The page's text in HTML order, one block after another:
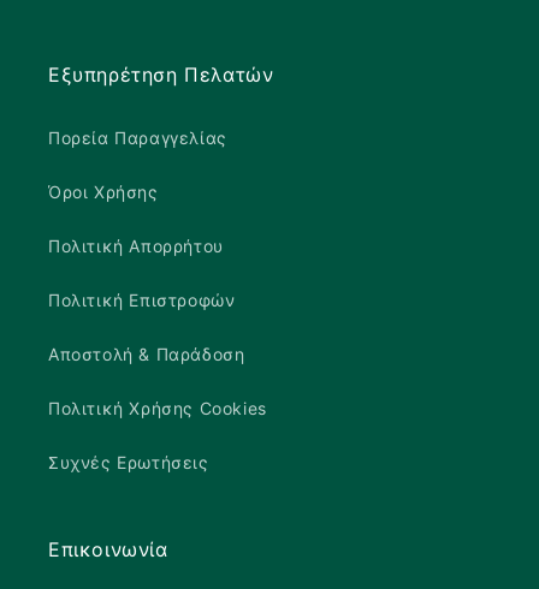
Εξυπηρέτηση Πελατών
Πορεία Παραγγελίας
Όροι Χρήσης
Πολιτική Απορρήτου
Πολιτική Επιστροφών
Αποστολή & Παράδοση
Πολιτική Χρήσης Cookies
Συχνές Ερωτήσεις
Επικοινωνία